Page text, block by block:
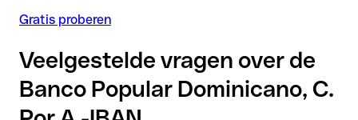
Gratis proberen
Veelgestelde vragen over de
Banco Popular Dominicano, C.